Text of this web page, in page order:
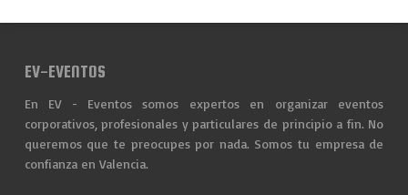
EV-EVENTOS
En EV - Eventos somos expertos en organizar eventos
corporativos, profesionales y particulares de principio a fin. No
queremos que te preocupes por nada. Somos tu empresa de
confianza en Valencia.